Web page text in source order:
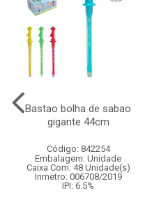
Bastao bolha de sabao
gigante 44cm
Código: 842254
Embalagem: Unidade
Caixa Com: 48 Unidade(s)
Inmetro: 006708/2019
IPI: 6.5%